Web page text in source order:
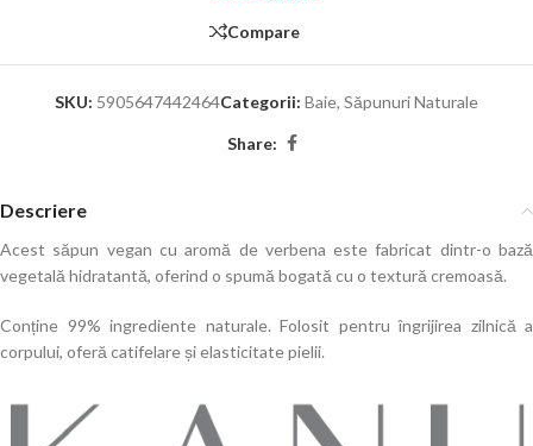
Compare
SKU: 5905647442464Categorii: Baie, Săpunuri Naturale
Share:
Descriere
Acest săpun vegan cu aromă de verbena este fabricat dintr-o bază
vegetală hidratantă, oferind o spumă bogată cu o textură cremoasă.
Conține 99% ingrediente naturale. Folosit pentru îngrijirea zilnică a
corpului, oferă catifelare și elasticitate pielii.